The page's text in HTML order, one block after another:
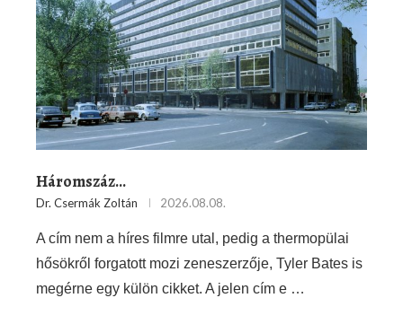
Háromszáz…
Dr. Csermák Zoltán 2026.08.08.
A cím nem a híres filmre utal, pedig a thermopülai
hősökről forgatott mozi zeneszerzője, Tyler Bates is
megérne egy külön cikket. A jelen cím e …